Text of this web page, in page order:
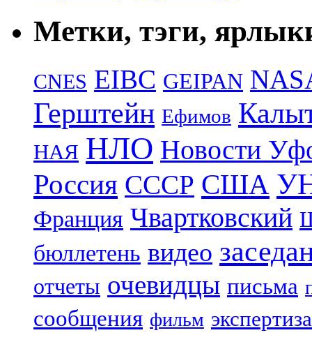
Метки, тэги,
CNES EIBC GEIPAN
Герштейн Ефимов
НАЯ НЛО Новости
Россия СССР США
Франция Чвартковский
бюллетень видео
отчеты очевидцы письма
сообщения фильм экспертиза